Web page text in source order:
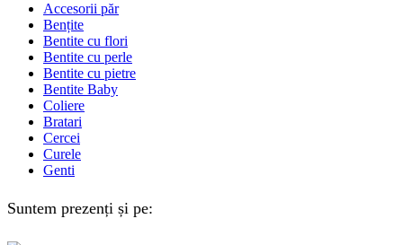
Accesorii păr
Bențite
Bentite cu flori
Bentite cu perle
Bentite cu pietre
Bentite Baby
Coliere
Bratari
Cercei
Curele
Genti
Suntem prezenți și pe: